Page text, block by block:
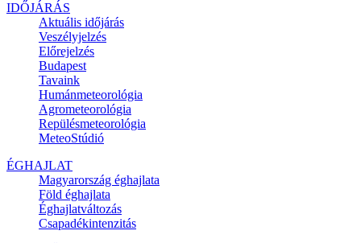
IDŐJÁRÁS
Aktuális időjárás
Veszélyjelzés
Előrejelzés
Budapest
Tavaink
Humánmeteorológia
Agrometeorológia
Repülésmeteorológia
MeteoStúdió
ÉGHAJLAT
Magyarország éghajlata
Föld éghajlata
Éghajlatváltozás
Csapadékintenzitás